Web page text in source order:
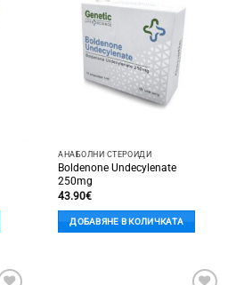
АНАБОЛНИ СТЕРОИДИ
Boldenone Undecylenate
250mg
43.90€
ДОБАВЯНЕ В КОЛИЧКАТА